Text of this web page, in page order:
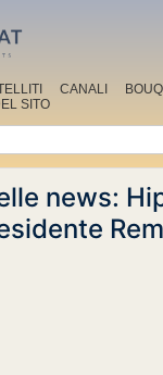
CANALI
SITO
news: